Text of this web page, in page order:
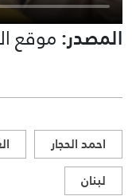
المصدر:موقع
احمد الحجار
لبنان